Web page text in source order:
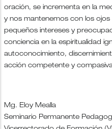
oración, se incrementa en la
y nos mantenemos con los
pequeños intereses y
conciencia en la espiritualidad
autoconocimiento,
acción competente y
Mg. Eloy Mealla
Seminario Permanente